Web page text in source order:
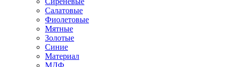
Салатовые
Фиолетовые
Мятные
Золотые
Синие
Материал
МДФ